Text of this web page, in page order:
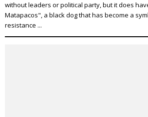
without leaders or political party, but it does
Matapacos", a black dog that has become a
resistance ...